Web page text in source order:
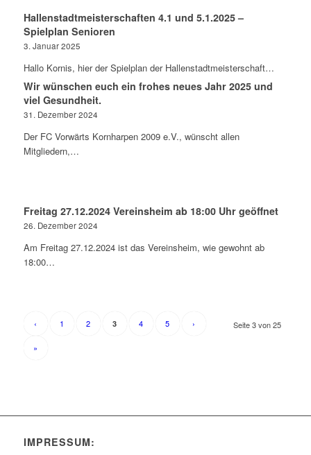
Hallenstadtmeisterschaften 4.1 und 5.1.2025 –
Spielplan Senioren
3. Januar 2025
Hallo Kornis, hier der Spielplan der Hallenstadtmeisterschaft…
Wir wünschen euch ein frohes neues Jahr 2025 und
viel Gesundheit.
31. Dezember 2024
Der FC Vorwärts Kornharpen 2009 e.V., wünscht allen
Mitgliedern,…
Freitag 27.12.2024 Vereinsheim ab 18:00 Uhr geöffnet
26. Dezember 2024
Am Freitag 27.12.2024 ist das Vereinsheim, wie gewohnt ab
18:00…
Seite 3 von 25
‹ 1 2 3 4 5 ›
»
IMPRESSUM: